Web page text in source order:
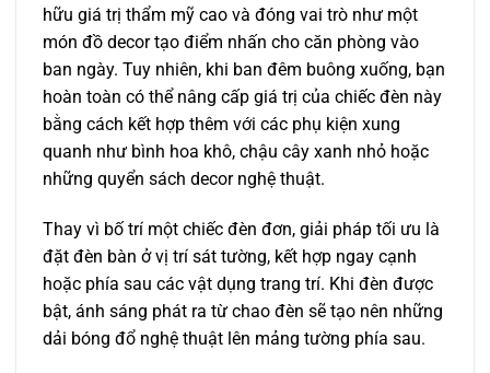
hữu giá trị thẩm mỹ cao và đóng vai trò như một
món đồ decor tạo điểm nhấn cho căn phòng vào
ban ngày. Tuy nhiên, khi ban đêm buông xuống, bạn
hoàn toàn có thể nâng cấp giá trị của chiếc đèn này
bằng cách kết hợp thêm với các phụ kiện xung
quanh như bình hoa khô, chậu cây xanh nhỏ hoặc
những quyển sách decor nghệ thuật.
Thay vì bố trí một chiếc đèn đơn, giải pháp tối ưu là
đặt đèn bàn ở vị trí sát tường, kết hợp ngay cạnh
hoặc phía sau các vật dụng trang trí. Khi đèn được
bật, ánh sáng phát ra từ chao đèn sẽ tạo nên những
dải bóng đổ nghệ thuật lên mảng tường phía sau.